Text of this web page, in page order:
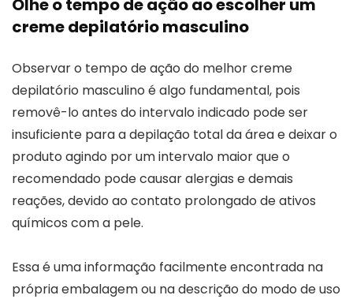
Olhe o tempo de ação ao escolher um
creme depilatório masculino
Observar o tempo de ação do melhor creme
depilatório masculino é algo fundamental, pois
removê-lo antes do intervalo indicado pode ser
insuficiente para a depilação total da área e deixar o
produto agindo por um intervalo maior que o
recomendado pode causar alergias e demais
reações, devido ao contato prolongado de ativos
químicos com a pele.
Essa é uma informação facilmente encontrada na
própria embalagem ou na descrição do modo de uso